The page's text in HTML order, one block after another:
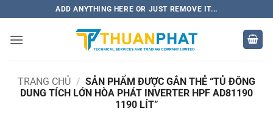
qua
nội
ADD ANYTHING HERE OR JUST REMOVE IT...
TRANG CHỦ / SẢN PHẨM ĐƯỢC GẮN THẺ “TỦ ĐÔNG
DUNG TÍCH LỚN HÒA PHÁT INVERTER HPF AD81190
1190 LÍT”